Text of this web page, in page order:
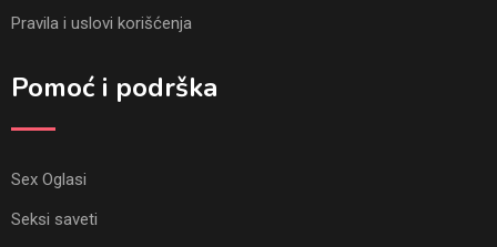
Pravila i uslovi korišćenja
Pomoć i podrška
Sex Oglasi
Seksi saveti